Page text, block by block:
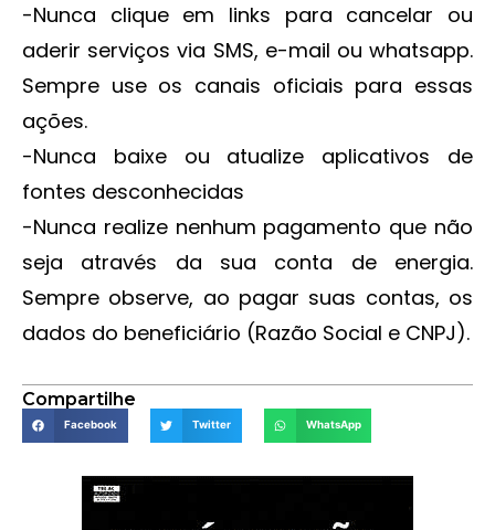
-Nunca clique em links para cancelar ou
aderir serviços via SMS, e-mail ou whatsapp.
Sempre use os canais oficiais para essas
ações.
-Nunca baixe ou atualize aplicativos de
fontes desconhecidas
-Nunca realize nenhum pagamento que não
seja através da sua conta de energia.
Sempre observe, ao pagar suas contas, os
dados do beneficiário (Razão Social e CNPJ).
Compartilhe
Facebook Twitter WhatsApp